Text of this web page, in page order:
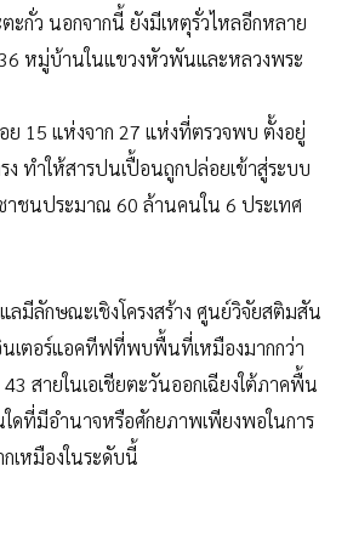
ะกั่ว นอกจากนี้ ยังมีเหตุรั่วไหลอีกหลาย
หมู่บ้านในแขวงหัวพันและหลวงพระ
อย 15 แห่งจาก 27 แห่งที่ตรวจพบ ตั้งอยู่
ง ทำให้สารปนเปื้อนถูกปล่อยเข้าสู่ระบบ
ชนประมาณ 60 ล้านคนใน 6 ประเทศ
มีลักษณะเชิงโครงสร้าง ศูนย์วิจัยสติมสัน
เตอร์แอคทีฟที่พบพื้นที่เหมืองมากกว่า
สายในเอเชียตะวันออกเฉียงใต้ภาคพื้น
ดที่มีอำนาจหรือศักยภาพเพียงพอในการ
หมืองในระดับนี้